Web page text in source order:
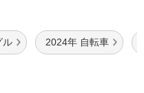
ル 2024年 自転車